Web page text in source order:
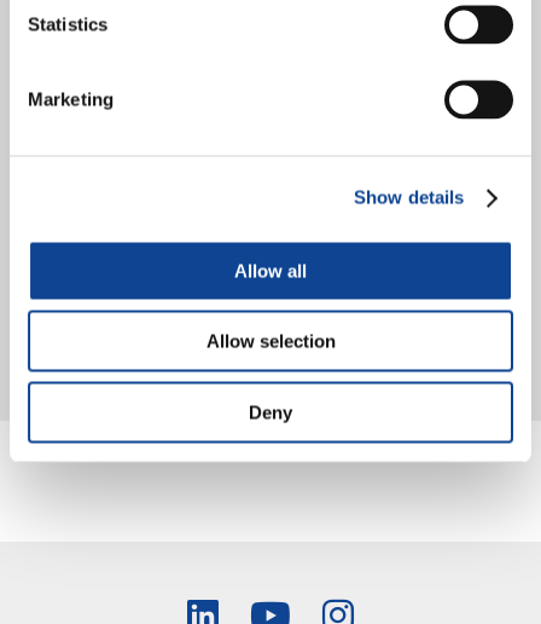
Statistics
Marketing
Show details
Allow all
Allow selection
Deny
Toolkit Mediterra.NEW Las desafíos migratorios en el Mediterráneo
requieren enfoques educativos renovados que valorizen la
sigue leyendo